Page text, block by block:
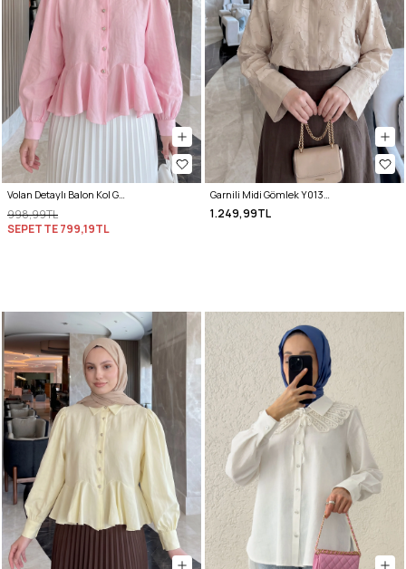
Volan Detaylı Balon Kol Gömlek Y0095 - PEMBE
998,99TL
SEPETTE799,19TL
Garnili Midi Gömlek Y0138 - TAŞ RENGİ
1.249,99TL